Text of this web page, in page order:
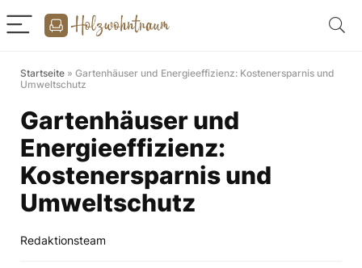
Startseite » Gartenhäuser und Energieeffizienz: Kostenersparnis und
Umweltschutz
Gartenhäuser und
Energieeffizienz:
Kostenersparnis und
Umweltschutz
Redaktionsteam